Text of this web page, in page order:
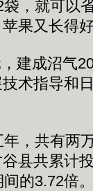
，就可以
果又长得
建成沼气
术指导和
，共有两
县共累计
间的3.72倍